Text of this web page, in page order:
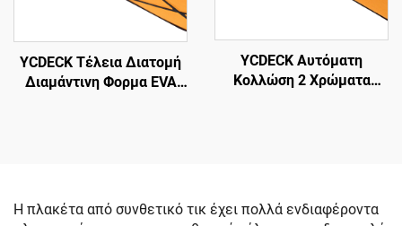
YCDECK Τέλεια Διατομή
Διαμάντινη Φορμα EVA
YCDECK Αυτόματη
Κολλώση 2 Χρώματα
Η πλακέτα από συνθετικό τικ έχει πολλά ενδιαφέροντα